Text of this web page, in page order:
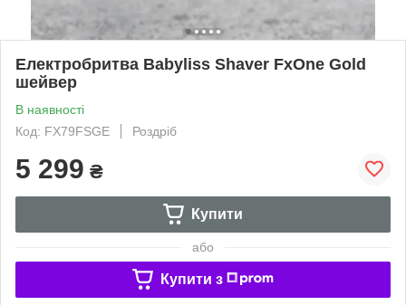
Електробритва Babyliss Shaver FxOne Gold
шейвер
В наявності
Код: FX79FSGE
Роздріб
5 299 ₴
Купити
або
Купити з